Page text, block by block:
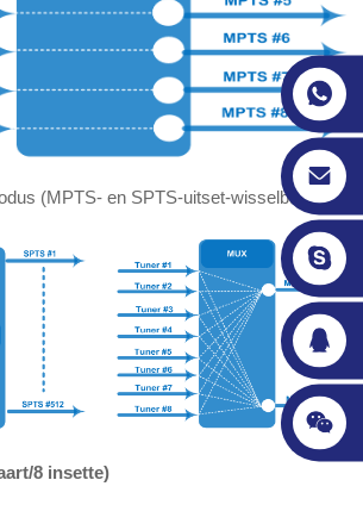
(MPTS- en SPTS-uitset-wisselbaar)
8 insette)